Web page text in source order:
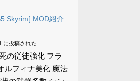
Skyrim] MOD紹介
に投稿された
の従徒強化 フラ
ルフィナ美化 魔法